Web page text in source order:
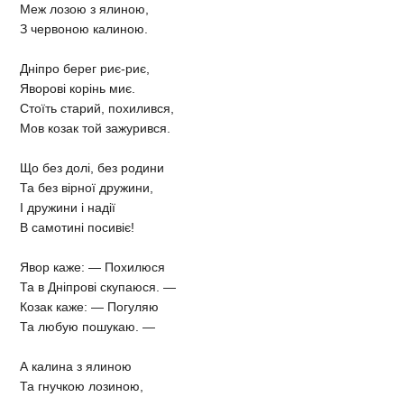
Меж лозою з ялиною,
З червоною калиною.
Дніпро берег риє-риє,
Яворові корінь миє.
Стоїть старий, похилився,
Мов козак той зажурився.
Що без долі, без родини
Та без вірної дружини,
І дружини і надії
В самотині посивіє!
Явор каже: — Похилюся
Та в Дніпрові скупаюся. —
Козак каже: — Погуляю
Та любую пошукаю. —
А калина з ялиною
Та гнучкою лозиною,